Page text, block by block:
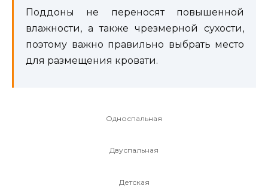
Поддоны не переносят повышенной
влажности, а также чрезмерной сухости,
поэтому важно правильно выбрать место
для размещения кровати.
Односпальная
Двуспальная
Детская